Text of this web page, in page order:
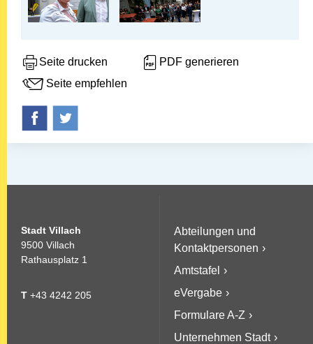
Seite drucken
PDF generieren
Seite empfehlen
Stadt Villach
9500 Villach
Rathausplatz 1
T +43 4242 205
Abteilungen und
Kontaktpersonen
Amtstafel
eVergabe
Formulare A-Z
Unternehmen Stadt